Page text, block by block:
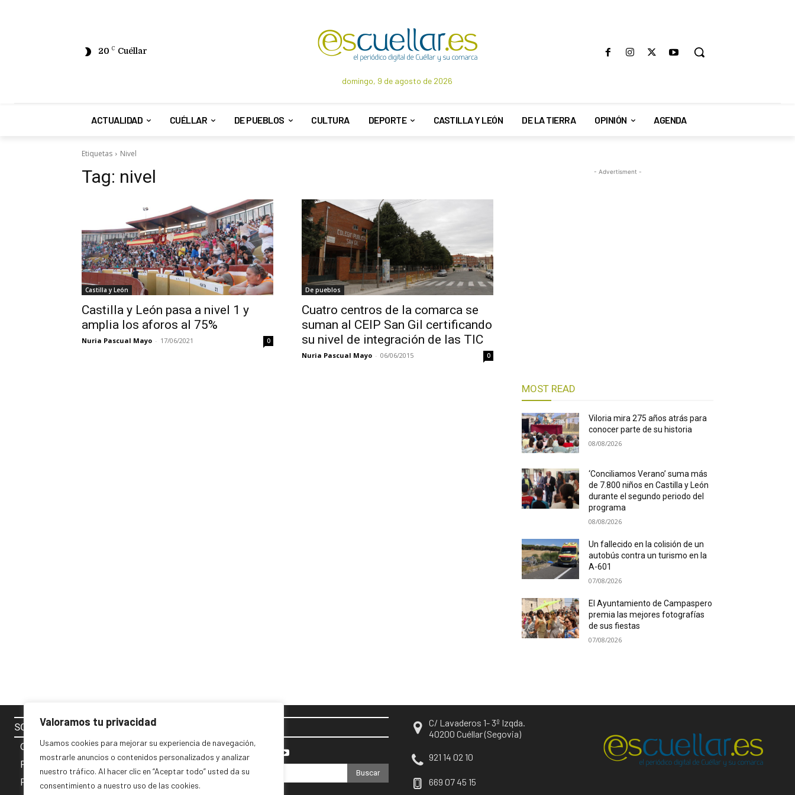
Valoramos tu privacidad
Usamos cookies para mejorar su experiencia de navegación,
mostrarle anuncios o contenidos personalizados y analizar
nuestro tráfico. Al hacer clic en “Aceptar todo” usted da su
consentimiento a nuestro uso de las cookies.
20 C Cuéllar
domingo, 9 de agosto de 2026
ACTUALIDAD CUÉLLAR DE PUEBLOS CULTURA DEPORTE CASTILLA Y LEÓN DE LA TIERRA OPINIÓN AGENDA
Etiquetas Nivel
Tag: nivel
Castilla y León
Castilla y León pasa a nivel 1 y
amplia los aforos al 75%
Nuria Pascual Mayo - 17/06/2021 0
De pueblos
Cuatro centros de la comarca se
suman al CEIP San Gil certificando
su nivel de integración de las TIC
Nuria Pascual Mayo - 06/06/2015 0
- Advertisment -
MOST READ
Viloria mira 275 años atrás para
conocer parte de su historia
08/08/2026
‘Conciliamos Verano’ suma más
de 7.800 niños en Castilla y León
durante el segundo periodo del
programa
08/08/2026
Un fallecido en la colisión de un
autobús contra un turismo en la
A-601
07/08/2026
El Ayuntamiento de Campaspero
premia las mejores fotografías
de sus fiestas
07/08/2026
SOBRE NOSOTROS
Contacto
Política de cookies
Privacidad y Aviso Legal
Buscar
C/ Lavaderos 1- 3º Izqda.
40200 Cuéllar (Segovia)
921 14 02 10
669 07 45 15